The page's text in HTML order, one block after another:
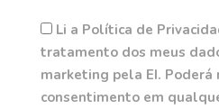
Li a Política de
tratamento dos meus
marketing pela EI. Poderá
consentimento em